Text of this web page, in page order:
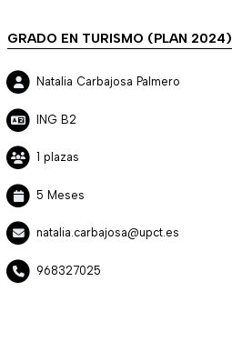
GRADO EN TURISMO (PLAN 2024)
Natalia Carbajosa Palmero
ING B2
1 plazas
5 Meses
natalia.carbajosa@upct.es
968327025